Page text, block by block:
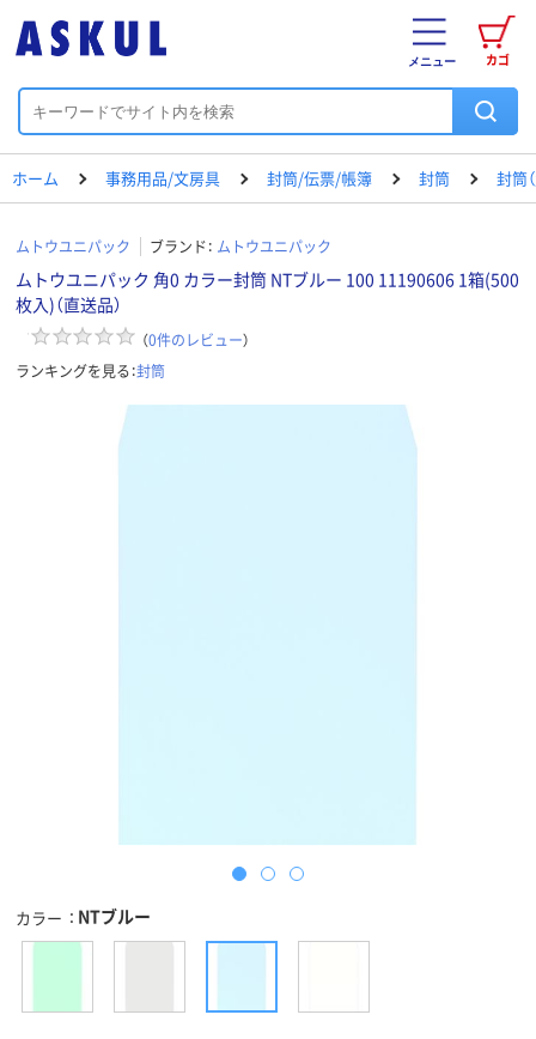
カゴ
メニュー
ホーム 事務用品/文房具 封筒/伝票/帳簿 封筒 封筒
ムトウユニパック ブランド： ムトウユニパック
ムトウユニパック 角0 カラー封筒 NTブルー 100 11190606 1箱(500
枚入)（直送品）
（0件のレビュー）
ランキングを見る：封筒
カラー NTブルー